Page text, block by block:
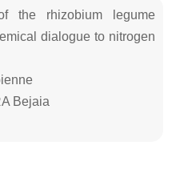
the rhizobium legume
dialogue to nitrogen
Bejaia